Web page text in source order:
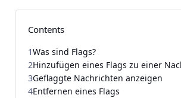
Contents
1Was sind Flags?
2Hinzufügen eines Flags zu einer
3Geflaggte Nachrichten anzeigen
4Entfernen eines Flags